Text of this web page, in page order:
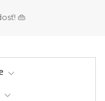
👜